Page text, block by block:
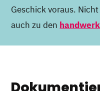
Geschick voraus.
auch zu den